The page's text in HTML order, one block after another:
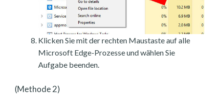
Klicken Sie mit der rechten Maustaste auf alle
Microsoft Edge-Prozesse und wählen Sie
Aufgabe beenden.
(Methode 2)